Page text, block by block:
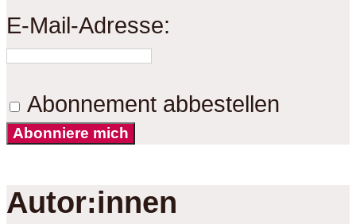
E-Mail-Adresse:
Abonnement abbestellen
Abonniere mich
Autor:innen